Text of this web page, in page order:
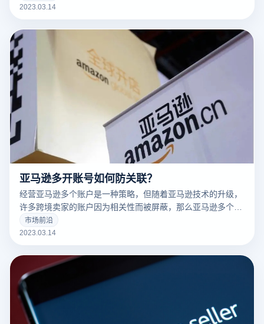
2023.03.14
亚马逊多开账号如何防关联？
经营亚马逊多个账户是一种策略，但随着亚马逊技术的升级，
许多跨境卖家的账户因为相关性而被屏蔽，那么亚马逊多个账
户和多个商店的卖家如何防止相关性呢？有什么好的防关联方
法？
市场前沿
2023.03.14